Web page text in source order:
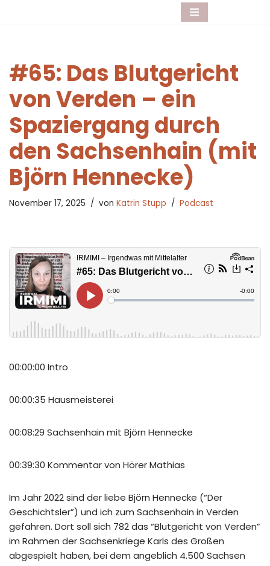
springen
#65: Das Blutgericht
von Verden – ein
Spaziergang durch
den Sachsenhain (mit
Björn Hennecke)
November 17, 2025 von Katrin Stupp Podcast
00:00:00 Intro
00:00:35 Hausmeisterei
00:08:29 Sachsenhain mit Björn Hennecke
00:39:30 Kommentar von Hörer Mathias
Im Jahr 2022 sind der liebe Björn Hennecke (“Der
Geschichtsler”) und ich zum Sachsenhain in Verden
gefahren. Dort soll sich 782 das “Blutgericht von Verden”
im Rahmen der Sachsenkriege Karls des Großen
abgespielt haben, bei dem angeblich 4.500 Sachsen